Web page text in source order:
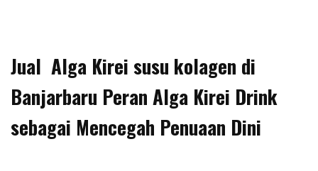
Jual Alga Kirei susu kolagen di
Banjarbaru Peran Alga Kirei Drink
sebagai Mencegah Penuaan Dini